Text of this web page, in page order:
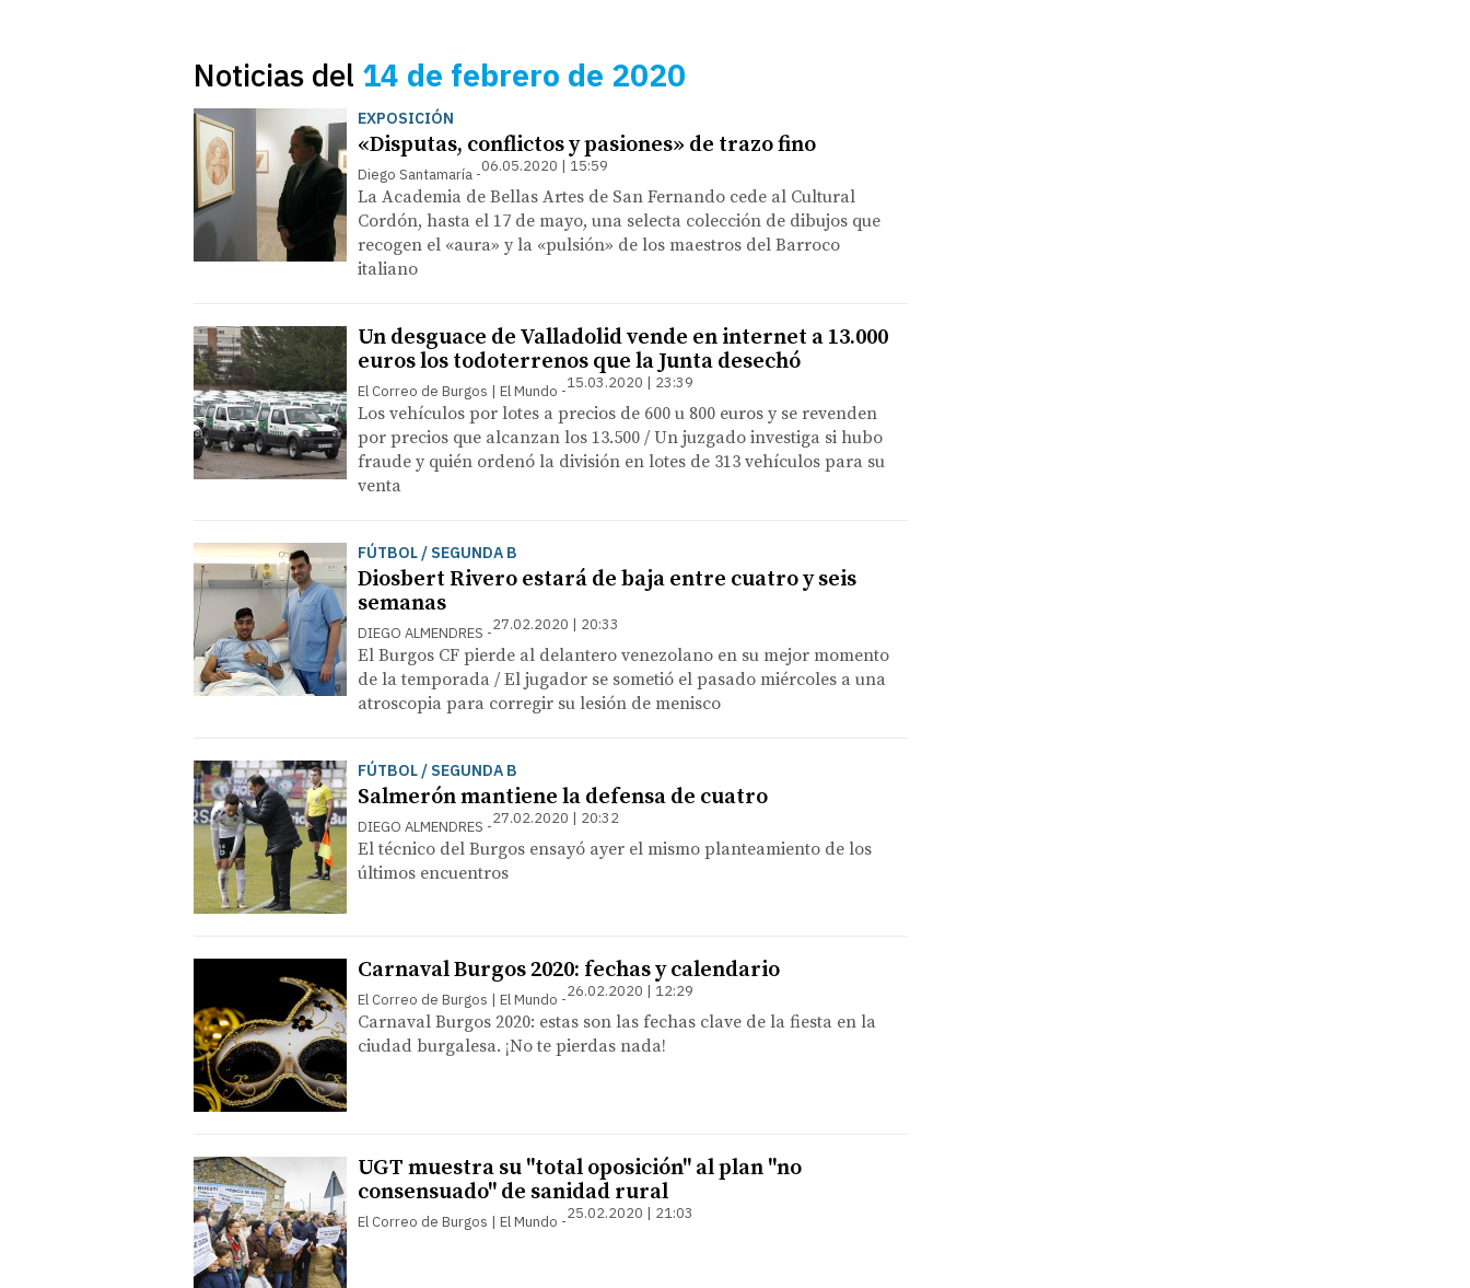
Noticias del 14 de febrero de 2020
EXPOSICIÓN
«Disputas, conflictos y pasiones» de trazo fino
Diego Santamaría 06.05.2020 | 15:59
La Academia de Bellas Artes de San Fernando cede al Cultural
Cordón, hasta el 17 de mayo, una selecta colección de dibujos que
recogen el «aura» y la «pulsión» de los maestros del Barroco
italiano
Un desguace de Valladolid vende en internet a 13.000
euros los todoterrenos que la Junta desechó
El Correo de Burgos | El Mundo 15.03.2020 | 23:39
Los vehículos por lotes a precios de 600 u 800 euros y se revenden
por precios que alcanzan los 13.500 / Un juzgado investiga si hubo
fraude y quién ordenó la división en lotes de 313 vehículos para su
venta
FÚTBOL / SEGUNDA B
Diosbert Rivero estará de baja entre cuatro y seis
semanas
DIEGO ALMENDRES 27.02.2020 | 20:33
El Burgos CF pierde al delantero venezolano en su mejor momento
de la temporada / El jugador se sometió el pasado miércoles a una
atroscopia para corregir su lesión de menisco
FÚTBOL / SEGUNDA B
Salmerón mantiene la defensa de cuatro
DIEGO ALMENDRES 27.02.2020 | 20:32
El técnico del Burgos ensayó ayer el mismo planteamiento de los
últimos encuentros
Carnaval Burgos 2020: fechas y calendario
El Correo de Burgos | El Mundo 26.02.2020 | 12:29
Carnaval Burgos 2020: estas son las fechas clave de la fiesta en la
ciudad burgalesa. ¡No te pierdas nada!
UGT muestra su "total oposición" al plan "no
consensuado" de sanidad rural
El Correo de Burgos | El Mundo 25.02.2020 | 21:03